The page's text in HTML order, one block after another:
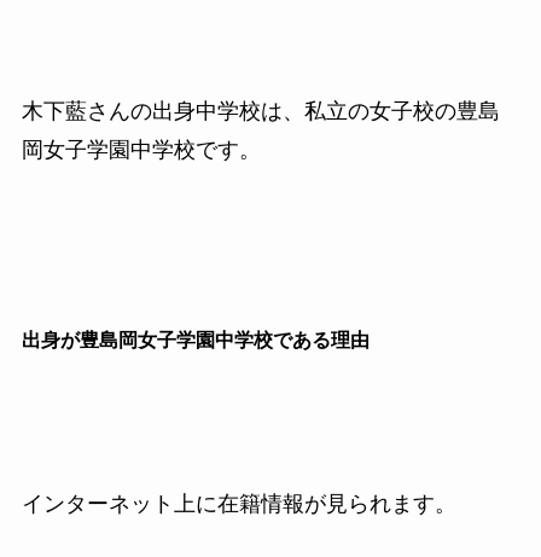
木下藍さんの出身中学校は、私立の女子校の豊島
岡女子学園中学校です。
出身が豊島岡女子学園中学校である理由
インターネット上に在籍情報が見られます。